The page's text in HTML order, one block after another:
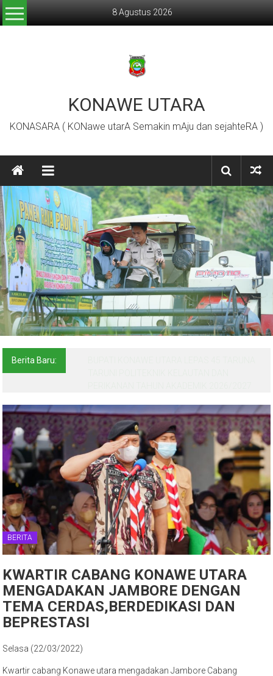
Lompat
ke
8 Agustus 2026
KONAWE UTARA
KONASARA ( KONawe utarA Semakin mAju dan sejahteRA )
Berita Baru:
BERITA
KWARTIR CABANG KONAWE UTARA
MENGADAKAN JAMBORE DENGAN
TEMA CERDAS,BERDEDIKASI DAN
BEPRESTASI
Selasa (22/03/2022)
Kwartir cabang Konawe utara mengadakan Jambore Cabang